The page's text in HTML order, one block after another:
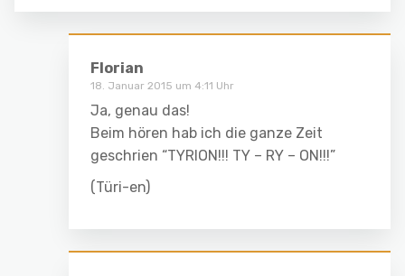
Florian
18. Januar 2015 um 4:11 Uhr
Ja, genau das!
Beim hören hab ich die ganze Zeit
geschrien “TYRION!!! TY – RY – ON!!!”
(Türi-en)